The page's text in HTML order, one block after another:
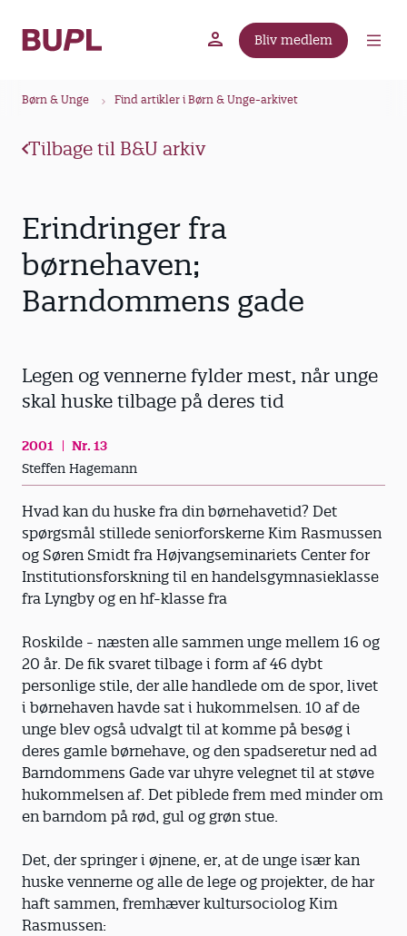
Bliv medlem
Børn & Unge Find artikler i Børn & Unge-arkivet
Tilbage til B&U arkiv
Erindringer fra
børnehaven;
Barndommens gade
Legen og vennerne fylder mest, når unge
skal huske tilbage på deres tid
2001
Nr. 13
Steffen Hagemann
Hvad kan du huske fra din børnehavetid? Det
spørgsmål stillede seniorforskerne Kim Rasmussen
og Søren Smidt fra Højvangseminariets Center for
Institutionsforskning til en handelsgymnasieklasse
fra Lyngby og en hf-klasse fra
Roskilde - næsten alle sammen unge mellem 16 og
20 år. De fik svaret tilbage i form af 46 dybt
personlige stile, der alle handlede om de spor, livet
i børnehaven havde sat i hukommelsen. 10 af de
unge blev også udvalgt til at komme på besøg i
deres gamle børnehave, og den spadseretur ned ad
Barndommens Gade var uhyre velegnet til at støve
hukommelsen af. Det piblede frem med minder om
en barndom på rød, gul og grøn stue.
Det, der springer i øjnene, er, at de unge især kan
huske vennerne og alle de lege og projekter, de har
haft sammen, fremhæver kultursociolog Kim
Rasmussen: